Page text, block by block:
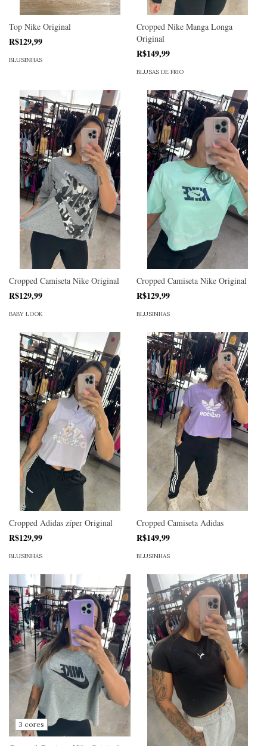
Top Nike Original
R$129,99
BLUSINHAS
Cropped Nike Manga Longa
Original
R$149,99
BLUSAS DE FRIO
Cropped Camiseta Nike Original
R$129,99
BABY LOOK
Cropped Camiseta Nike Original
R$129,99
BLUSINHAS
Cropped Adidas zíper Original
R$129,99
BLUSINHAS
Cropped Camiseta Adidas
R$149,99
BLUSINHAS
3 cores